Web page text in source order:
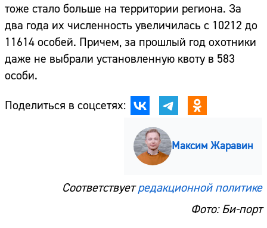
тоже стало больше на территории региона. За
два года их численность увеличилась с 10212 до
11614 особей. Причем, за прошлый год охотники
даже не выбрали установленную квоту в 583
особи.
Поделиться в соцсетях:
Максим Жаравин
Соответствуетредакционной политике
Фото: Би-порт